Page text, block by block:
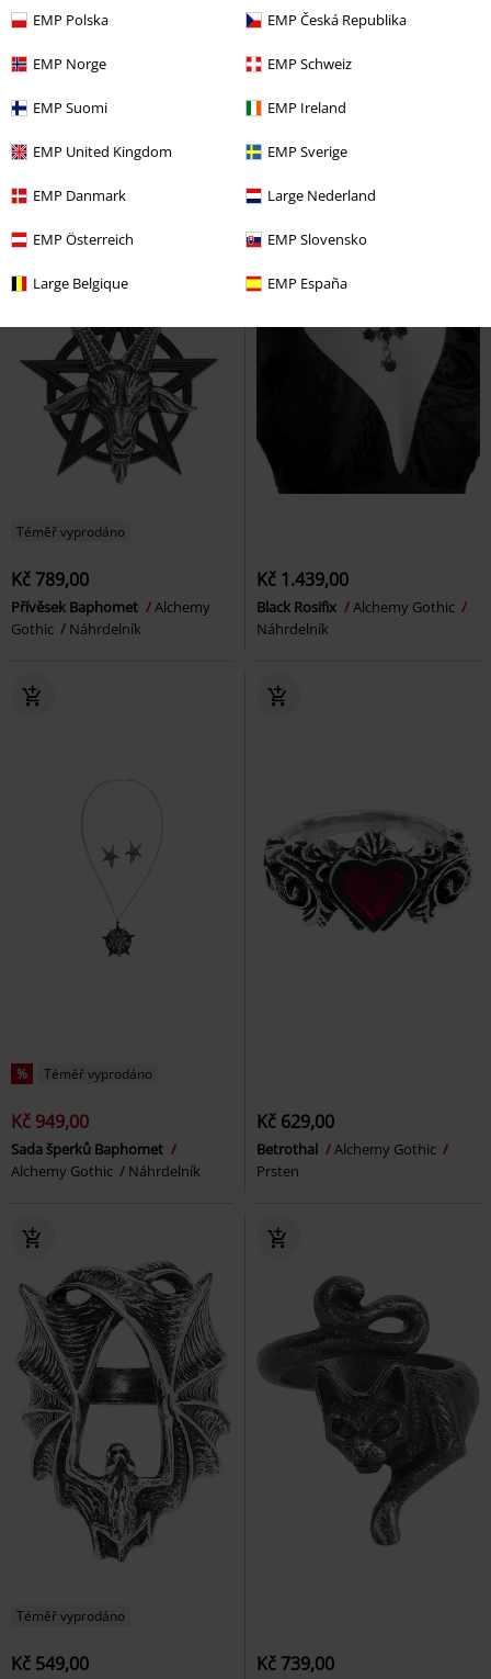
EMP Polska EMP Česká Republika
EMP Norge EMP Schweiz
EMP Suomi EMP Ireland
EMP United Kingdom EMP Sverige
EMP Danmark Large Nederland
EMP Österreich EMP Slovensko
Large Belgique EMP España
Draconic Tryst Khthonis
Alchemy Gothic
Téměř vyprodáno
Kč 789,00
Přívěsek Baphomet
Alchemy
Gothic
Náhrdelník
Kč 1.439,00
Black Rosifix
Alchemy Gothic
Náhrdelník
% Téměř vyprodáno
Kč 949,00
Sada šperků Baphomet
Alchemy Gothic
Náhrdelník
Kč 629,00
Betrothal
Alchemy Gothic
Prsten
Téměř vyprodáno
Kč 549,00 Kč 739,00